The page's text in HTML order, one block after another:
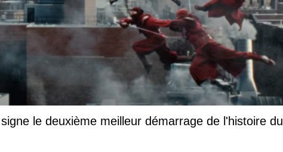
le deuxième meilleur démarrage de l'histoire du